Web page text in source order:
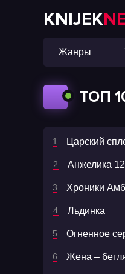
KNIJEK
Жанры
ТОП
Льдинка